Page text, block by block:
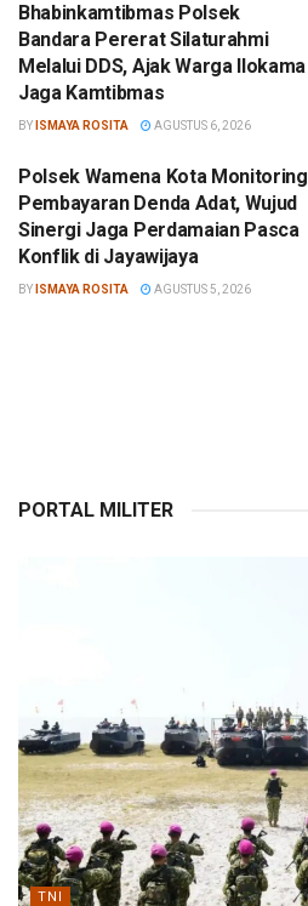
Bhabinkamtibmas Polsek
Bandara Pererat Silaturahmi
Melalui DDS, Ajak Warga Ilokama
Jaga Kamtibmas
BY ISMAYA ROSITA AGUSTUS 6, 2026
Polsek Wamena Kota Monitoring
Pembayaran Denda Adat, Wujud
Sinergi Jaga Perdamaian Pasca
Konflik di Jayawijaya
BY ISMAYA ROSITA AGUSTUS 5, 2026
PORTAL MILITER
TNI